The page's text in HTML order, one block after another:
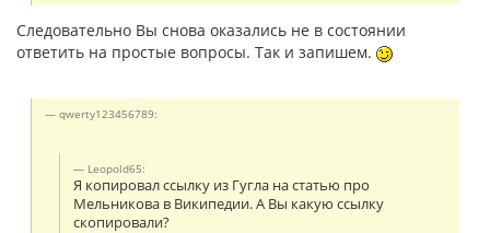
Следовательно Вы снова оказались не в состоянии
ответить на простые вопросы. Так и запишем.
qwerty123456789:
Leopold65:
Я копировал ссылку из Гугла на статью про
Мельникова в Википедии. А Вы какую ссылку
скопировали?